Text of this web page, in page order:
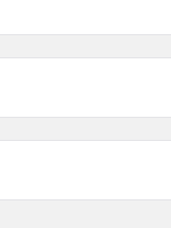
ABEC-5
Oil